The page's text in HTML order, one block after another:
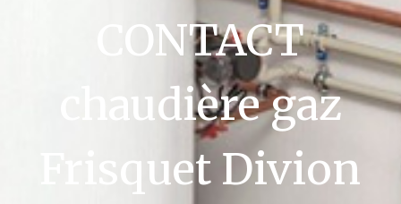
CONTACT
chaudière gaz
Frisquet Divion